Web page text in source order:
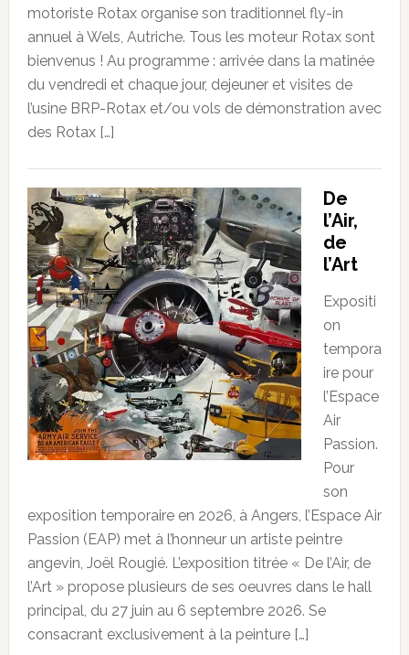
motoriste Rotax organise son traditionnel fly-in
annuel à Wels, Autriche. Tous les moteur Rotax sont
bienvenus ! Au programme : arrivée dans la matinée
du vendredi et chaque jour, dejeuner et visites de
l’usine BRP-Rotax et/ou vols de démonstration avec
des Rotax […]
De
l’Air,
de
l’Art
Expositi
on
tempora
ire pour
l’Espace
Air
Passion.
Pour
son
exposition temporaire en 2026, à Angers, l’Espace Air
Passion (EAP) met à l’honneur un artiste peintre
angevin, Joël Rougié. L’exposition titrée « De l’Air, de
l’Art » propose plusieurs de ses oeuvres dans le hall
principal, du 27 juin au 6 septembre 2026. Se
consacrant exclusivement à la peinture […]